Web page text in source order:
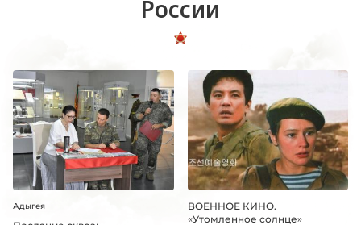
России
Адыгея
ВОЕННОЕ КИНО.
«Утомленное солнце»